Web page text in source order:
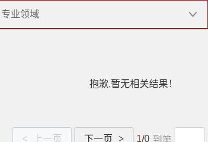
抱歉,暂无相关结果！
< 上一页 下一页 > 1/0 到第